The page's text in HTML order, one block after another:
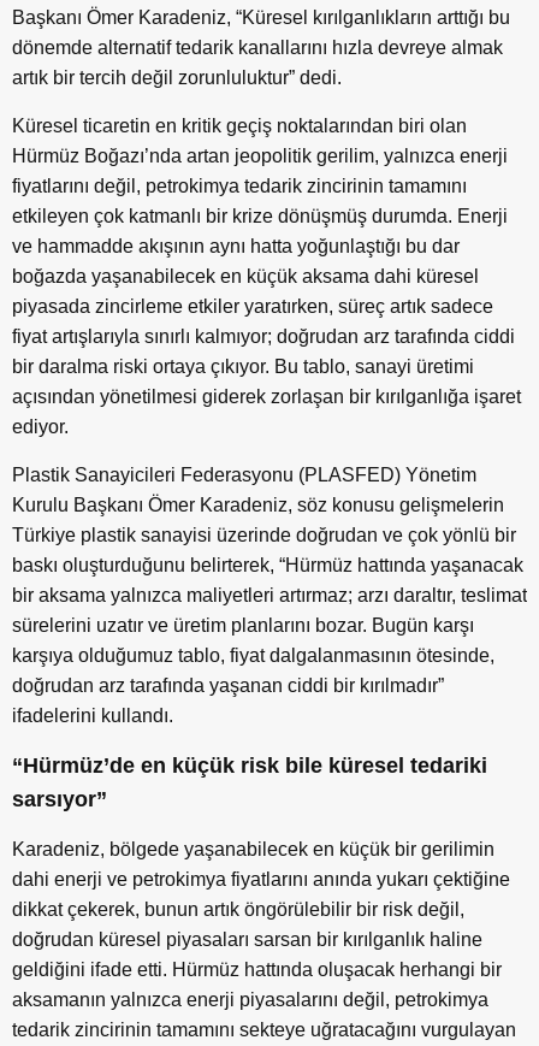
Başkanı Ömer Karadeniz, “Küresel kırılganlıkların arttığı bu
dönemde alternatif tedarik kanallarını hızla devreye almak
artık bir tercih değil zorunluluktur” dedi.
Küresel ticaretin en kritik geçiş noktalarından biri olan
Hürmüz Boğazı’nda artan jeopolitik gerilim, yalnızca enerji
fiyatlarını değil, petrokimya tedarik zincirinin tamamını
etkileyen çok katmanlı bir krize dönüşmüş durumda. Enerji
ve hammadde akışının aynı hatta yoğunlaştığı bu dar
boğazda yaşanabilecek en küçük aksama dahi küresel
piyasada zincirleme etkiler yaratırken, süreç artık sadece
fiyat artışlarıyla sınırlı kalmıyor; doğrudan arz tarafında ciddi
bir daralma riski ortaya çıkıyor. Bu tablo, sanayi üretimi
açısından yönetilmesi giderek zorlaşan bir kırılganlığa işaret
ediyor.
Plastik Sanayicileri Federasyonu (PLASFED) Yönetim
Kurulu Başkanı Ömer Karadeniz, söz konusu gelişmelerin
Türkiye plastik sanayisi üzerinde doğrudan ve çok yönlü bir
baskı oluşturduğunu belirterek, “Hürmüz hattında yaşanacak
bir aksama yalnızca maliyetleri artırmaz; arzı daraltır, teslimat
sürelerini uzatır ve üretim planlarını bozar. Bugün karşı
karşıya olduğumuz tablo, fiyat dalgalanmasının ötesinde,
doğrudan arz tarafında yaşanan ciddi bir kırılmadır”
ifadelerini kullandı.
“Hürmüz’de en küçük risk bile küresel tedariki
sarsıyor”
Karadeniz, bölgede yaşanabilecek en küçük bir gerilimin
dahi enerji ve petrokimya fiyatlarını anında yukarı çektiğine
dikkat çekerek, bunun artık öngörülebilir bir risk değil,
doğrudan küresel piyasaları sarsan bir kırılganlık haline
geldiğini ifade etti. Hürmüz hattında oluşacak herhangi bir
aksamanın yalnızca enerji piyasalarını değil, petrokimya
tedarik zincirinin tamamını sekteye uğratacağını vurgulayan